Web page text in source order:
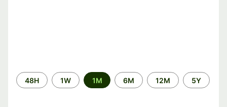
Time
period
48H 1W 1M 6M 12M 5Y